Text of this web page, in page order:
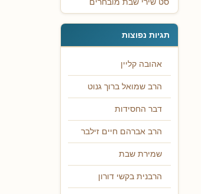
סט שירי שבת מובחרים
תגיות נפוצות
אהובה קליין
הרב שמואל ברוך גנוט
דבר החסידות
הרב אברהם חיים זילבר
שמירת שבת
הרבנית בקשי דורון